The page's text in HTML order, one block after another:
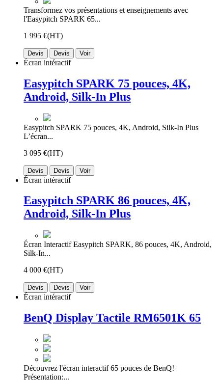
Transformez vos présentations et enseignements avec
l'Easypitch SPARK 65...
1 995 €(HT)
Devis Devis Voir
Écran intéractif
Easypitch SPARK 75 pouces, 4K,
Android, Silk-In Plus
Easypitch SPARK 75 pouces, 4K, Android, Silk-In Plus
L’écran...
3 095 €(HT)
Devis Devis Voir
Écran intéractif
Easypitch SPARK 86 pouces, 4K,
Android, Silk-In Plus
Écran Interactif Easypitch SPARK, 86 pouces, 4K, Android,
Silk-In...
4 000 €(HT)
Devis Devis Voir
Écran intéractif
BenQ Display Tactile RM6501K 65
Découvrez l'écran interactif 65 pouces de BenQ!
Présentation:...